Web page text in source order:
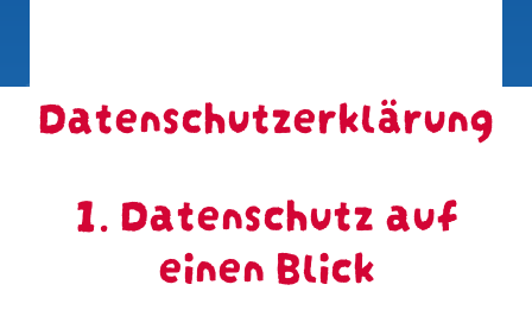
Datenschutzerklärung
1. Datenschutz auf
einen Blick